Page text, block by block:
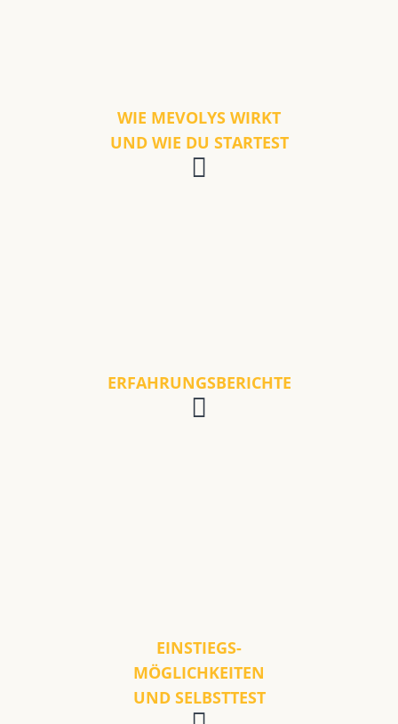
WIE MEVOLYS WIRKT
UND WIE DU STARTEST
ERFAHRUNGSBERICHTE
EINSTIEGS-
MÖGLICHKEITEN
UND SELBSTTEST